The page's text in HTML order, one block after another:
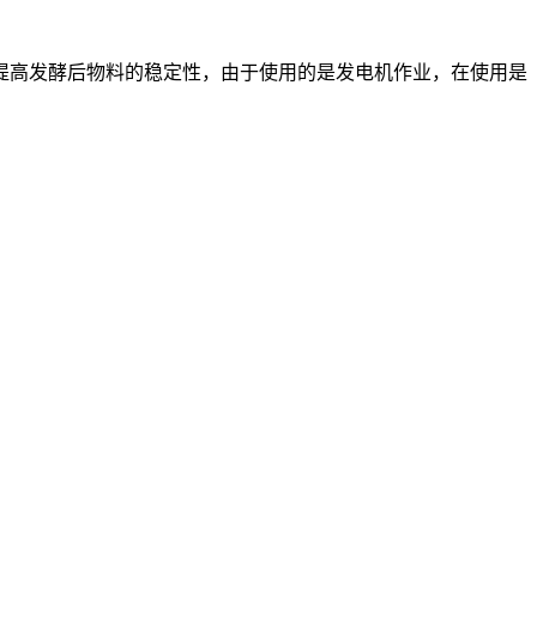
发酵后物料的稳定性，由于使用的是发电机作业，在使用是